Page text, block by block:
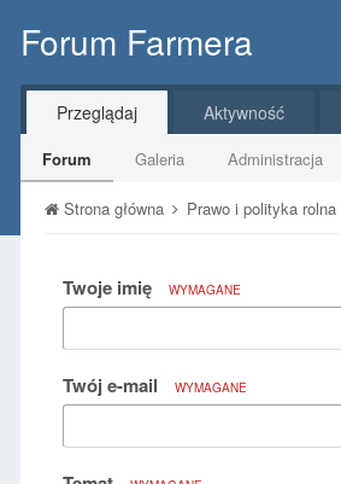
Forum Farmera
Przeglądaj
Forum Galeria Administracja
Aktywność
Strona główna Prawo i polityka rolna
Twoje imię WYMAGANE
Twój e-mail WYMAGANE